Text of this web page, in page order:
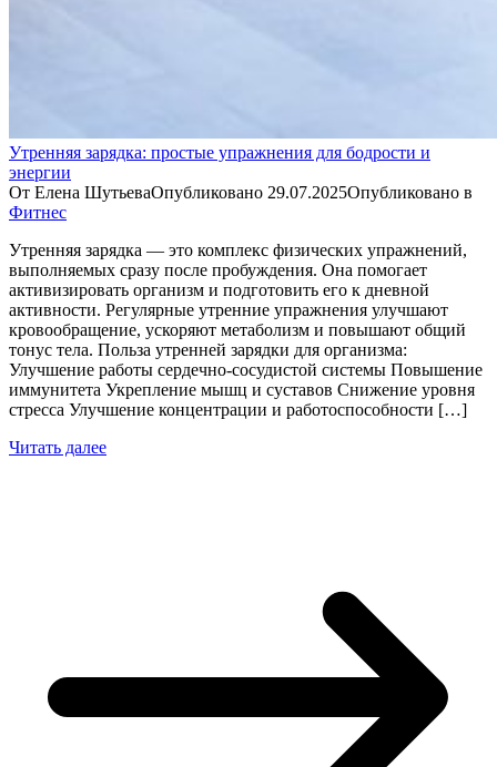
Утренняя зарядка: простые упражнения для бодрости и
энергии
От Елена ШутьеваОпубликовано 29.07.2025Опубликовано в
Фитнес
Утренняя зарядка — это комплекс физических упражнений,
выполняемых сразу после пробуждения. Она помогает
активизировать организм и подготовить его к дневной
активности. Регулярные утренние упражнения улучшают
кровообращение, ускоряют метаболизм и повышают общий
тонус тела. Польза утренней зарядки для организма:
Улучшение работы сердечно-сосудистой системы Повышение
иммунитета Укрепление мышц и суставов Снижение уровня
стресса Улучшение концентрации и работоспособности […]
Читать далее